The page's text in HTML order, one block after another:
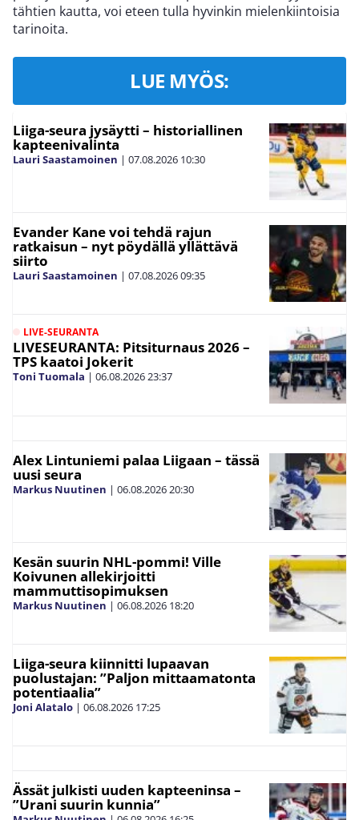
tähtien kautta, voi eteen tulla hyvinkin mielenkiintoisia
tarinoita.
LUE MYÖS:
Liiga-seura jysäytti – historiallinen
kapteenivalinta
Lauri Saastamoinen | 07.08.2026 10:30
Evander Kane voi tehdä rajun
ratkaisun – nyt pöydällä yllättävä
siirto
Lauri Saastamoinen | 07.08.202609:35
LIVE-SEURANTA
LIVESEURANTA: Pitsiturnaus 2026 –
TPS kaatoi Jokerit
Toni Tuomala | 06.08.202623:37
Alex Lintuniemi palaa Liigaan – tässä
uusi seura
Markus Nuutinen | 06.08.202620:30
Kesän suurin NHL-pommi! Ville
Koivunen allekirjoitti
mammuttisopimuksen
Markus Nuutinen | 06.08.2026 18:20
Liiga-seura kiinnitti lupaavan
puolustajan: ”Paljon mittaamatonta
potentiaalia”
Joni Alatalo | 06.08.2026 17:25
Ässät julkisti uuden kapteeninsa –
”Urani suurin kunnia”